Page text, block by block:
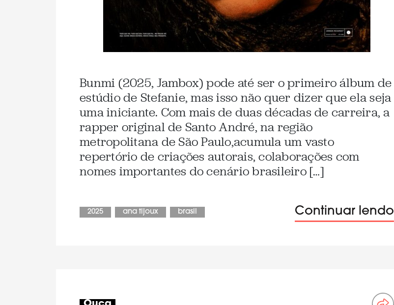
Bunmi (2025, Jambox) pode até ser o primeiro álbum de
estúdio de Stefanie, mas isso não quer dizer que ela seja
uma iniciante. Com mais de duas décadas de carreira, a
rapper original de Santo André, na região
metropolitana de São Paulo,acumula um vasto
repertório de criações autorais, colaborações com
nomes importantes do cenário brasileiro […]
2025 ana tijoux brasil Continuar lendo